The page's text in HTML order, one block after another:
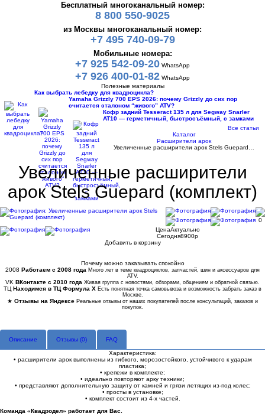
Бесплатный многоканальный номер:
8 800 550-9025
из Москвы многоканальный номер:
+7 495 740-09-79
Мобильные номера:
+7 925 542-09-20 WhatsApp
+7 926 400-01-82 WhatsApp
Полезные материалы
Как выбрать лебедку для квадроцикла?
Yamaha Grizzly 700 EPS 2026: почему Grizzly до сих пор
считается эталоном “живого” ATV?
Кофр задний Tesseract 135 л для Segway Snarler
AT10 — герметичный, быстросъёмный, с замками
Все статьи
Каталог
Расширители арок
Увеличенные расширители арок Stels Guepard…
Увеличенные расширители
арок Stels Guepard (комплект)
0
ЦенаАктуально
Сегодня8900p
Добавить в корзину
Почему можно заказывать спокойно
2008 Работаем с 2008 года Много лет в теме квадроциклов, запчастей, шин и аксессуаров для
ATV.
VK ВКонтакте с 2010 года Живая группа с новостями, обзорами, общением и обратной связью.
ТЦ Находимся в ТЦ Формула Х Есть понятная точка самовывоза и возможность забрать заказ в
Москве.
★ Отзывы на Яндексе Реальные отзывы от наших покупателей после консультаций, заказов и
покупок.
Описание Отзывы (0) FAQ
Характеристика:
• расширители арок выполнены из гибкого, морозостойкого, устойчивого к ударам
пластика;
• крепежи в комплекте;
• идеально повторяют арку техники;
• представляют дополнительную защиту от камней и грязи летящих из-под колес;
• просты в установке;
• комплект состоит из 4-х частей.
Команда «Квадродел» работает для Вас.